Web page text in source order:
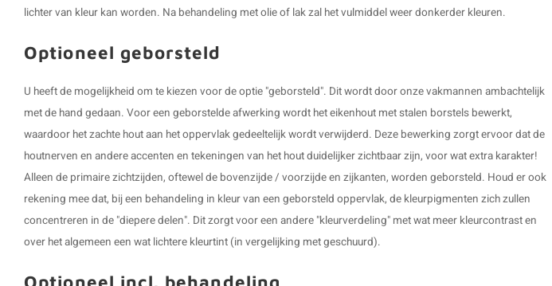
lichter van kleur kan worden. Na behandeling met olie of lak zal het vulmiddel weer donkerder kleuren.
Optioneel geborsteld
U heeft de mogelijkheid om te kiezen voor de optie "geborsteld". Dit wordt door onze vakmannen ambachtelijk
met de hand gedaan. Voor een geborstelde afwerking wordt het eikenhout met stalen borstels bewerkt,
waardoor het zachte hout aan het oppervlak gedeeltelijk wordt verwijderd. Deze bewerking zorgt ervoor dat de
houtnerven en andere accenten en tekeningen van het hout duidelijker zichtbaar zijn, voor wat extra karakter!
Alleen de primaire zichtzijden, oftewel de bovenzijde / voorzijde en zijkanten, worden geborsteld. Houd er ook
rekening mee dat, bij een behandeling in kleur van een geborsteld oppervlak, de kleurpigmenten zich zullen
concentreren in de "diepere delen". Dit zorgt voor een andere "kleurverdeling" met wat meer kleurcontrast en
over het algemeen een wat lichtere kleurtint (in vergelijking met geschuurd).
Optioneel incl. behandeling